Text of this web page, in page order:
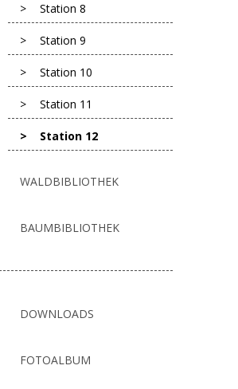
Station 8
Station 9
Station 10
Station 11
Station 12
WALDBIBLIOTHEK
BAUMBIBLIOTHEK
DOWNLOADS
FOTOALBUM